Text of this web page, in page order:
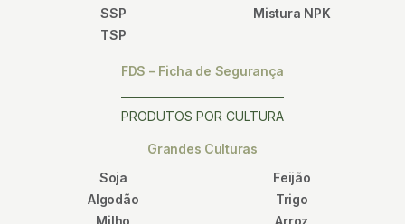
SSP
TSP
Mistura NPK
FDS – Ficha de Segurança
PRODUTOS POR CULTURA
Grandes Culturas
Soja
Algodão
Milho
Feijão
Trigo
Arroz